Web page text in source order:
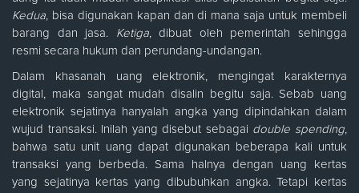
Kedua, bisa digunakan kapan dan di mana saja untuk membeli
barang dan jasa. Ketiga, dibuat oleh pemerintah sehingga
resmi secara hukum dan perundang-undangan.
Dalam khasanah uang elektronik, mengingat karakternya
digital, maka sangat mudah disalin begitu saja. Sebab uang
elektronik sejatinya hanyalah angka yang dipindahkan dalam
wujud transaksi. Inilah yang disebut sebagai double spending,
bahwa satu unit uang dapat digunakan beberapa kali untuk
transaksi yang berbeda. Sama halnya dengan uang kertas
yang sejatinya kertas yang dibubuhkan angka. Tetapi kertas